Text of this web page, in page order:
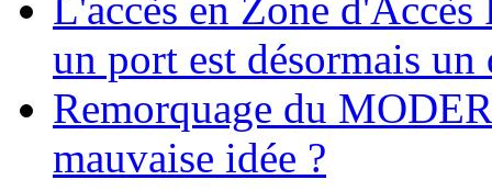
un port est désormais un
Remorquage du
mauvaise idée ?